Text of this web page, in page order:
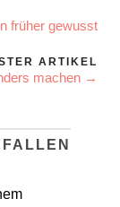
früher gewusst
ARTIKEL
machen →